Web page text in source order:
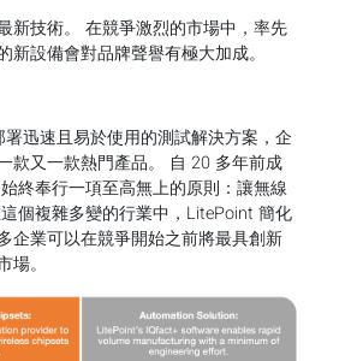
新技術。 在競爭激烈的市場中，率先
新設備會對品牌聲譽有極大加成。
迅速且易於使用的測試解決方案，企
款又一款熱門產品。 自 20 多年前成
終奉行一項至高無上的原則：讓無線
個複雜多變的行業中，LitePoint 簡化
企業可以在競爭開始之前將最具創新
。